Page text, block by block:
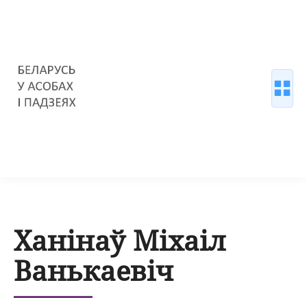
Ханінаў Міхаіл
Ванькаевіч